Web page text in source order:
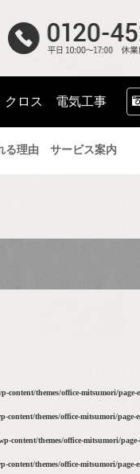
クロス 電気工事
る理由 サービス案内
themes/office-mitsumori/page-
themes/office-mitsumori/page-
content/themes/office-mitsumori/
themes/office-mitsumori/page-